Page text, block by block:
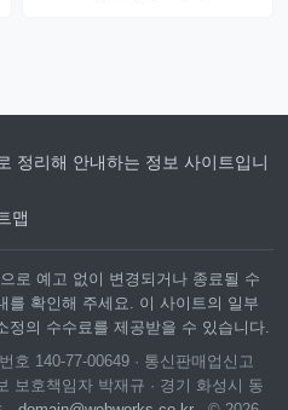
정리해 안내하는 정보 사이트입니
맵
로 예고 없이 변경되거나 종료될 수
를 확인해 주세요. 이 사이트의 일부
정의 수수료를 제공받을 수 있습니다.
호 140-77-00649 · 통신판매업신고
보호책임자 박재규 · 경기 화성시 동